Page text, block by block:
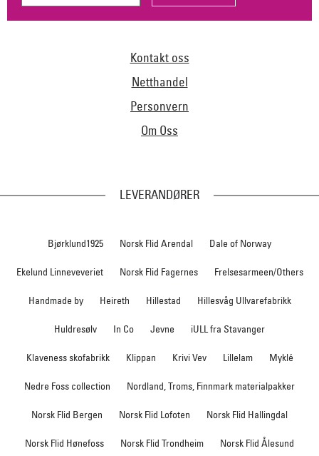
Kontakt oss
Netthandel
Personvern
Om Oss
LEVERANDØRER
Bjørklund1925 Norsk Flid Arendal Dale of Norway
Ekelund Linneveveriet Norsk Flid Fagernes Frelsesarmeen/Others
Handmade by Heireth Hillestad Hillesvåg Ullvarefabrikk
Huldresølv In Co Jevne iULL fra Stavanger
Klaveness skofabrikk Klippan Krivi Vev Lillelam Myklé
Nedre Foss collection Nordland, Troms, Finnmark materialpakker
Norsk Flid Bergen Norsk Flid Lofoten Norsk Flid Hallingdal
Norsk Flid Hønefoss Norsk Flid Trondheim Norsk Flid Ålesund